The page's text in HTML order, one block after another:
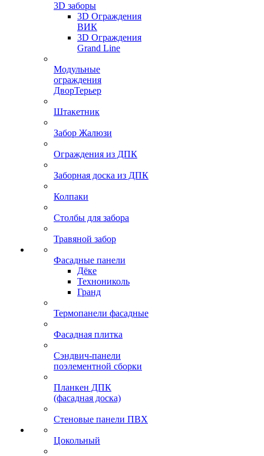
3D заборы
3D Ограждения
ВИК
3D Ограждения
Grand Line
Модульные
ограждения
ДворТерьер
Штакетник
Забор Жалюзи
Ограждения из ДПК
Заборная доска из ДПК
Колпаки
Столбы для забора
Травяной забор
Фасадные панели
Дёке
Технониколь
Гранд
Термопанели фасадные
Фасадная плитка
Сэндвич-панели
поэлементной сборки
Планкен ДПК
(фасадная доска)
Стеновые панели ПВХ
Цокольный